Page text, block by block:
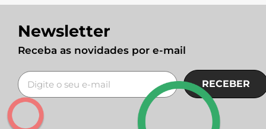
Newsletter
Receba as novidades por e-mail
RECEBER